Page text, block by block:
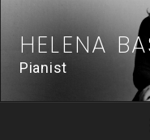
contentHELENA
Pianist